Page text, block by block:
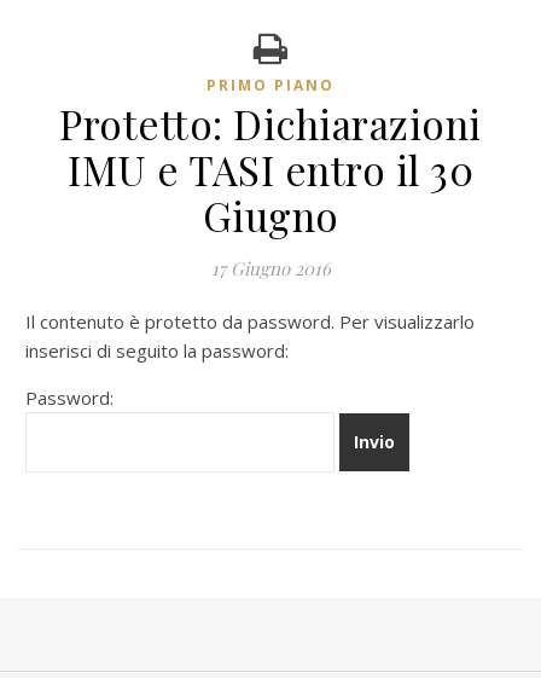
PRIMO PIANO
Protetto: Dichiarazioni
IMU e TASI entro il 30
Giugno
17 Giugno 2016
Il contenuto è protetto da password. Per visualizzarlo
inserisci di seguito la password:
Password: